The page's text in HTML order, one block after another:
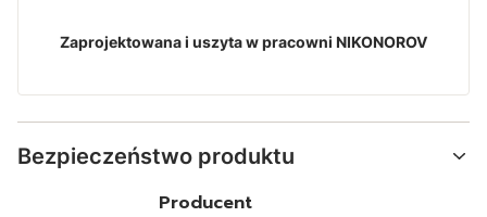
Zaprojektowana i uszyta w pracowni NIKONOROV
Bezpieczeństwo produktu
Producent